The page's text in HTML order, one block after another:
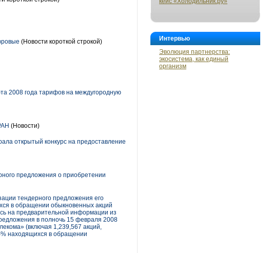
Интервью
Эволюция партнерства:
экосистема, как единый
организм
(Новости короткой строкой)
2008 года тарифов на междугородную
(Новости)
открытый конкурс на предоставление
предложения о приобретении
тендерного предложения его
в обращении обыкновенных акций
на предварительной информации из
в полночь 15 февраля 2008
(включая 1,239,567 акций,
находящихся в обращении